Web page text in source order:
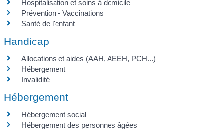
Hospitalisation et soins à domicile
Prévention - Vaccinations
Santé de l'enfant
Handicap
Allocations et aides (AAH, AEEH, PCH...)
Hébergement
Invalidité
Hébergement
Hébergement social
Hébergement des personnes âgées